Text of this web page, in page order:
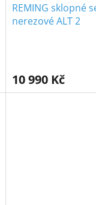
REMING sklopné
nerezové ALT 2
10 990 Kč